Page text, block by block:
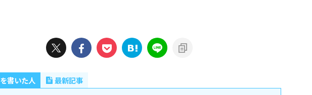
書いた人
最新記事